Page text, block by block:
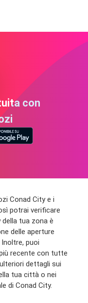
con
Conad City e i
potrai verificare
tua zona è
delle aperture
puoi
recente con tutte
dettagli sui
tua città o nei
di Conad City.